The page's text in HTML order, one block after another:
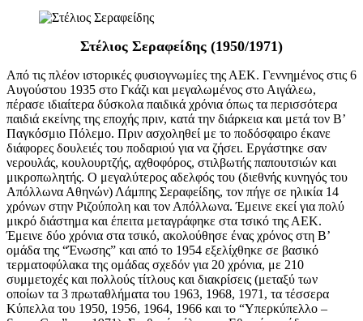
Στέλιος Σεραφείδης (1950/1971)
Aπό τις πλέον ιστορικές φυσιογνωμίες της ΑΕΚ. Γεννημένος στις 6
Αυγούστου 1935 στο Γκάζι και μεγαλωμένος στο Αιγάλεω,
πέρασε ιδιαίτερα δύσκολα παιδικά χρόνια όπως τα περισσότερα
παιδιά εκείνης της εποχής πριν, κατά την διάρκεια και μετά τον Β’
Παγκόσμιο Πόλεμο. Πριν ασχοληθεί με το ποδόσφαιρο έκανε
διάφορες δουλειές του ποδαριού για να ζήσει. Εργάστηκε σαν
νερουλάς, κουλουρτζής, αχθοφόρος, στιλβωτής παπουτσιών και
μικροπωλητής. Ο μεγαλύτερος αδελφός του (διεθνής κυνηγός του
Απόλλωνα Αθηνών) Λάμπης Σεραφείδης, τον πήγε σε ηλικία 14
χρόνων στην Ριζούπολη και τον Απόλλωνα. Έμεινε εκεί για πολύ
μικρό διάστημα και έπειτα μεταγράφηκε στα τσικό της ΑΕΚ.
Έμεινε δύο χρόνια στα τσικό, ακολούθησε ένας χρόνος στη Β’
ομάδα της “Ένωσης” και από το 1954 εξελίχθηκε σε βασικό
τερματοφύλακα της ομάδας σχεδόν για 20 χρόνια, με 210
συμμετοχές και πολλούς τίτλους και διακρίσεις (μεταξύ των
οποίων τα 3 πρωταθλήματα του 1963, 1968, 1971, τα τέσσερα
Κύπελλα του 1950, 1956, 1964, 1966 και το “Υπερκύπελλο –